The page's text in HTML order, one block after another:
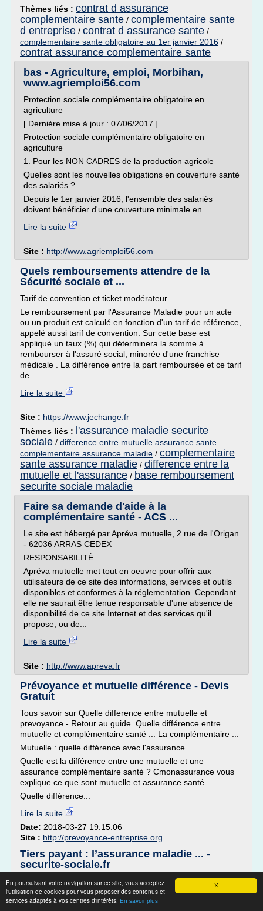
X
En poursuivant votre navigation sur ce site, vous acceptez
l'utilisation de cookies pour vous proposer des contenus et
services adaptés à vos centres d'intérêts. En savoir plus
Thèmes liés : contrat d assurance
complementaire sante / complementaire sante
d entreprise / contrat d assurance sante /
complementaire sante obligatoire au 1er janvier 2016 /
contrat assurance complementaire sante
bas - Agriculture, emploi, Morbihan,
www.agriemploi56.com
Protection sociale complémentaire obligatoire en
agriculture
[ Dernière mise à jour : 07/06/2017 ]
Protection sociale complémentaire obligatoire en
agriculture
1. Pour les NON CADRES de la production agricole
Quelles sont les nouvelles obligations en couverture santé
des salariés ?
Depuis le 1er janvier 2016, l'ensemble des salariés
doivent bénéficier d'une couverture minimale en...
Lire la suite
Site : http://www.agriemploi56.com
Quels remboursements attendre de la
Sécurité sociale et ...
Tarif de convention et ticket modérateur
Le remboursement par l'Assurance Maladie pour un acte
ou un produit est calculé en fonction d'un tarif de référence,
appelé aussi tarif de convention. Sur cette base est
appliqué un taux (%) qui déterminera la somme à
rembourser à l'assuré social, minorée d'une franchise
médicale . La différence entre la part remboursée et ce tarif
de...
Lire la suite
Site : https://www.jechange.fr
Thèmes liés :
l'assurance maladie securite
sociale / difference entre mutuelle assurance sante
complementaire assurance maladie / complementaire
sante assurance maladie / difference entre la
mutuelle et l'assurance / base remboursement
securite sociale maladie
Faire sa demande d'aide à la
complémentaire santé - ACS ...
Le site est hébergé par Apréva mutuelle, 2 rue de l'Origan
- 62036 ARRAS CEDEX
RESPONSABILITÉ
Apréva mutuelle met tout en oeuvre pour offrir aux
utilisateurs de ce site des informations, services et outils
disponibles et conformes à la réglementation. Cependant
elle ne saurait être tenue responsable d'une absence de
disponibilité de ce site Internet et des services qu'il
propose, ou de...
Lire la suite
Site : http://www.apreva.fr
Prévoyance et mutuelle différence - Devis
Gratuit
Tous savoir sur Quelle difference entre mutuelle et
prevoyance - Retour au guide. Quelle différence entre
mutuelle et complémentaire santé ... La complémentaire ...
Mutuelle : quelle différence avec l'assurance ...
Quelle est la différence entre une mutuelle et une
assurance complémentaire santé ? Cmonassurance vous
explique ce que sont mutuelle et assurance santé.
Quelle différence...
Lire la suite
Date: 2018-03-27 19:15:06
Site : http://prevoyance-entreprise.org
Tiers payant : l’assurance maladie ... -
securite-sociale.fr
29/02/2016 - A la une sur le portail - Maladie
Tiers payant : l'assurance maladie et les complémentaires
santé présentent leur rapport commun